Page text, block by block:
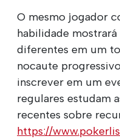
O mesmo jogador
habilidade
diferentes em um
nocaute
inscrever em um
regulares estudam
recentes sobre
https://